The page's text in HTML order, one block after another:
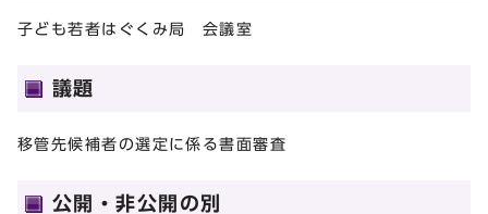
子ども若者はぐくみ局 会議室
議題
移管先候補者の選定に係る書面審査
公開・非公開の別